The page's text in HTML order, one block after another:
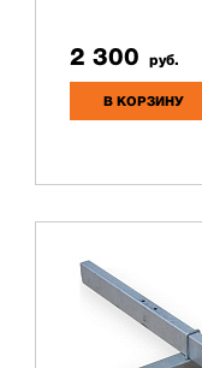
2 300 руб.
В КОРЗИНУ